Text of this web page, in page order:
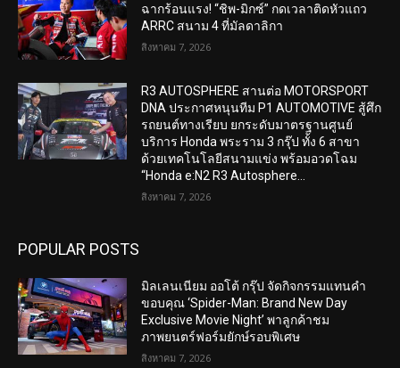
ฉากร้อนแรง! “ชิพ-มิกซ์” กดเวลาติดหัวแถว
ARRC สนาม 4 ที่มัลดาลิกา
สิงหาคม 7, 2026
R3 AUTOSPHERE สานต่อ MOTORSPORT
DNA ประกาศหนุนทีม P1 AUTOMOTIVE สู้ศึก
รถยนต์ทางเรียบ ยกระดับมาตรฐานศูนย์
บริการ Honda พระราม 3 กรุ๊ป ทั้ง 6 สาขา
ด้วยเทคโนโลยีสนามแข่ง พร้อมอวดโฉม
“Honda e:N2 R3 Autosphere...
สิงหาคม 7, 2026
POPULAR POSTS
มิลเลนเนียม ออโต้ กรุ๊ป จัดกิจกรรมแทนคำ
ขอบคุณ ‘Spider-Man: Brand New Day
Exclusive Movie Night’ พาลูกค้าชม
ภาพยนตร์ฟอร์มยักษ์รอบพิเศษ
สิงหาคม 7, 2026